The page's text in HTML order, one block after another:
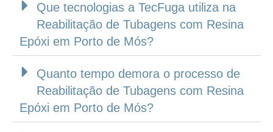
Que tecnologias a TecFuga utiliza na
Reabilitação de Tubagens com Resina
Epóxi em Porto de Mós?
Quanto tempo demora o processo de
Reabilitação de Tubagens com Resina
Epóxi em Porto de Mós?